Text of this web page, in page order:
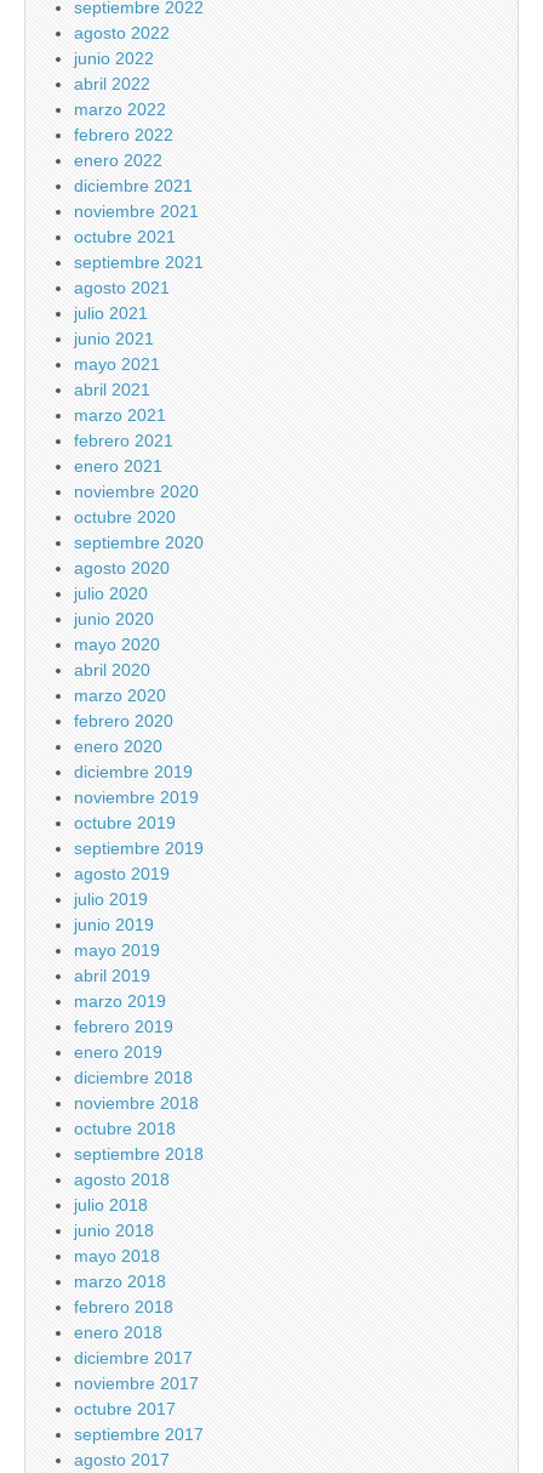
septiembre 2022
agosto 2022
junio 2022
abril 2022
marzo 2022
febrero 2022
enero 2022
diciembre 2021
noviembre 2021
octubre 2021
septiembre 2021
agosto 2021
julio 2021
junio 2021
mayo 2021
abril 2021
marzo 2021
febrero 2021
enero 2021
noviembre 2020
octubre 2020
septiembre 2020
agosto 2020
julio 2020
junio 2020
mayo 2020
abril 2020
marzo 2020
febrero 2020
enero 2020
diciembre 2019
noviembre 2019
octubre 2019
septiembre 2019
agosto 2019
julio 2019
junio 2019
mayo 2019
abril 2019
marzo 2019
febrero 2019
enero 2019
diciembre 2018
noviembre 2018
octubre 2018
septiembre 2018
agosto 2018
julio 2018
junio 2018
mayo 2018
marzo 2018
febrero 2018
enero 2018
diciembre 2017
noviembre 2017
octubre 2017
septiembre 2017
agosto 2017